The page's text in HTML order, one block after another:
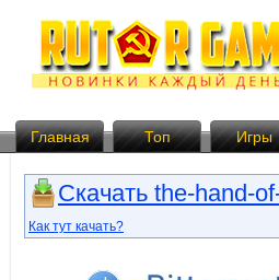
Главная Топ Игры
Скачать the-hand-
Как тут качать?